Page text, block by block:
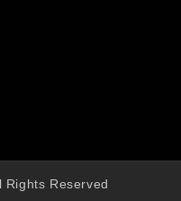
Rights Reserved